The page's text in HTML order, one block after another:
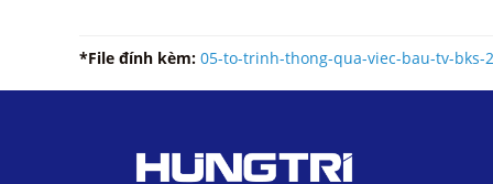
*File đính kèm: 05-to-trinh-thong-qua-viec-bau-tv-bks-